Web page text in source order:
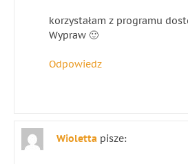
korzystałam z programu
Wypraw 🙂
Odpowiedz
Wioletta pisze: